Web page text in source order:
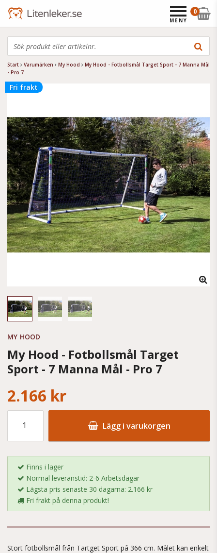
Start Varumärken My Hood
My Hood - Fotbollsmål Target Sport - 7 Manna Mål
- Pro 7
Fri frakt
MY HOOD
My Hood - Fotbollsmål Target
Sport - 7 Manna Mål - Pro 7
2.166 kr
Lägg i varukorgen
Finns i lager
Normal leveranstid: 2-6 Arbetsdagar
Lägsta pris senaste 30 dagarna: 2.166 kr
Fri frakt på denna produkt!
Stort fotbollsmål från Tartget Sport på 366 cm. Målet kan enkelt
0
MENY